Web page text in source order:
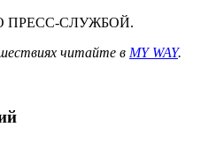
ПРЕСС-СЛУЖБОЙ.
читайте в MY WAY.